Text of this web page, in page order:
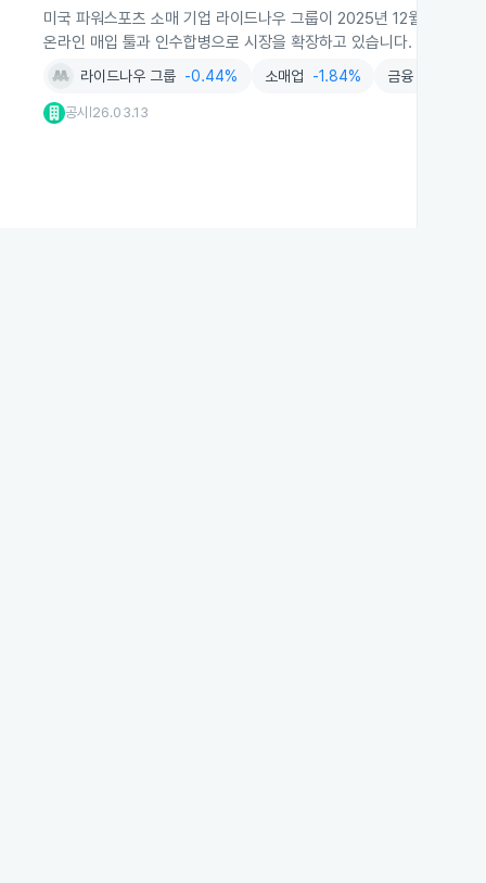
미국 파워스포츠 소매 기업 라이드나우 그룹이 2025년 12월까지 사
온라인 매입 툴과 인수합병으로 시장을 확장하고 있습니다.
라이드나우 그룹 -0.44% 소매업 -1.84% 금융
공시 26.03.13